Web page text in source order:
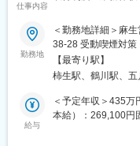
・商品や書類の手
■一日の仕事の流れ
納品から1週間後に
なものを確認。その
へのケア方法を考
様の現状を報告し
仕事内容
■業務内容：
福祉用具・医療機
て、日常生活に不
ができるような環境
今回は業績好調で
職を募集します。
勤務地
＜勤務地詳細＞麻
38-28 受動喫煙対策
【最寄り駅】
柿生駅、鶴川駅、五
給与
＜予定年収＞435万
本給）：269,100円